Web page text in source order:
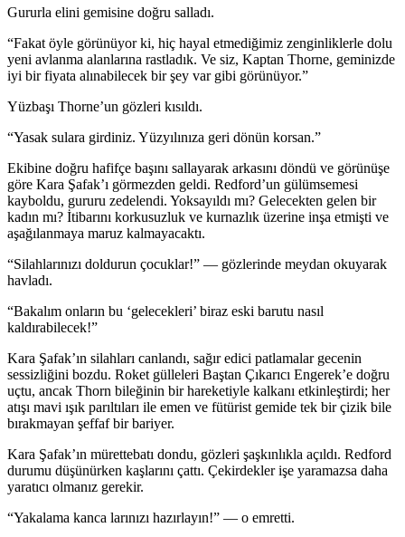
Gururla elini gemisine doğru salladı.
“Fakat öyle görünüyor ki, hiç hayal etmediğimiz zenginliklerle dolu
yeni avlanma alanlarına rastladık. Ve siz, Kaptan Thorne, geminizde
iyi bir fiyata alınabilecek bir şey var gibi görünüyor.”
Yüzbaşı Thorne’un gözleri kısıldı.
“Yasak sulara girdiniz. Yüzyılınıza geri dönün korsan.”
Ekibine doğru hafifçe başını sallayarak arkasını döndü ve görünüşe
göre Kara Şafak’ı görmezden geldi. Redford’un gülümsemesi
kayboldu, gururu zedelendi. Yoksayıldı mı? Gelecekten gelen bir
kadın mı? İtibarını korkusuzluk ve kurnazlık üzerine inşa etmişti ve
aşağılanmaya maruz kalmayacaktı.
“Silahlarınızı doldurun çocuklar!” — gözlerinde meydan okuyarak
havladı.
“Bakalım onların bu ‘gelecekleri’ biraz eski barutu nasıl
kaldırabilecek!”
Kara Şafak’ın silahları canlandı, sağır edici patlamalar gecenin
sessizliğini bozdu. Roket gülleleri Baştan Çıkarıcı Engerek’e doğru
uçtu, ancak Thorn bileğinin bir hareketiyle kalkanı etkinleştirdi; her
atışı mavi ışık parıltıları ile emen ve fütürist gemide tek bir çizik bile
bırakmayan şeffaf bir bariyer.
Kara Şafak’ın mürettebatı dondu, gözleri şaşkınlıkla açıldı. Redford
durumu düşünürken kaşlarını çattı. Çekirdekler işe yaramazsa daha
yaratıcı olmanız gerekir.
“Yakalama kanca larınızı hazırlayın!” — o emretti.